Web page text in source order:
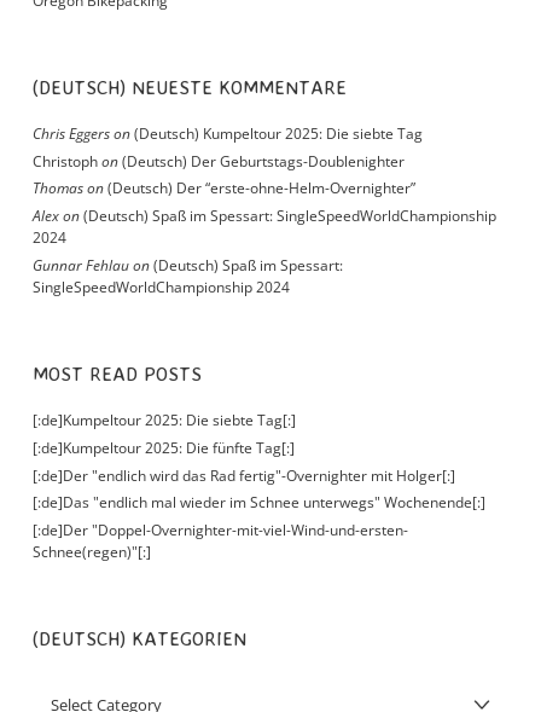
(DEUTSCH) NEUESTE KOMMENTARE
Chris Eggerson(Deutsch) Kumpeltour 2025: Die siebte Tag
Christophon(Deutsch) Der Geburtstags-Doublenighter
Thomason(Deutsch) Der “erste-ohne-Helm-Overnighter”
Alexon(Deutsch) Spaß im Spessart: SingleSpeedWorldChampionship
2024
Gunnar Fehlauon(Deutsch) Spaß im Spessart:
SingleSpeedWorldChampionship 2024
MOST READ POSTS
[:de]Kumpeltour 2025: Die siebte Tag[:]
[:de]Kumpeltour 2025: Die fünfte Tag[:]
[:de]Der "endlich wird das Rad fertig"-Overnighter mit Holger[:]
[:de]Das "endlich mal wieder im Schnee unterwegs" Wochenende[:]
[:de]Der "Doppel-Overnighter-mit-viel-Wind-und-ersten-
Schnee(regen)"[:]
(DEUTSCH) KATEGORIEN